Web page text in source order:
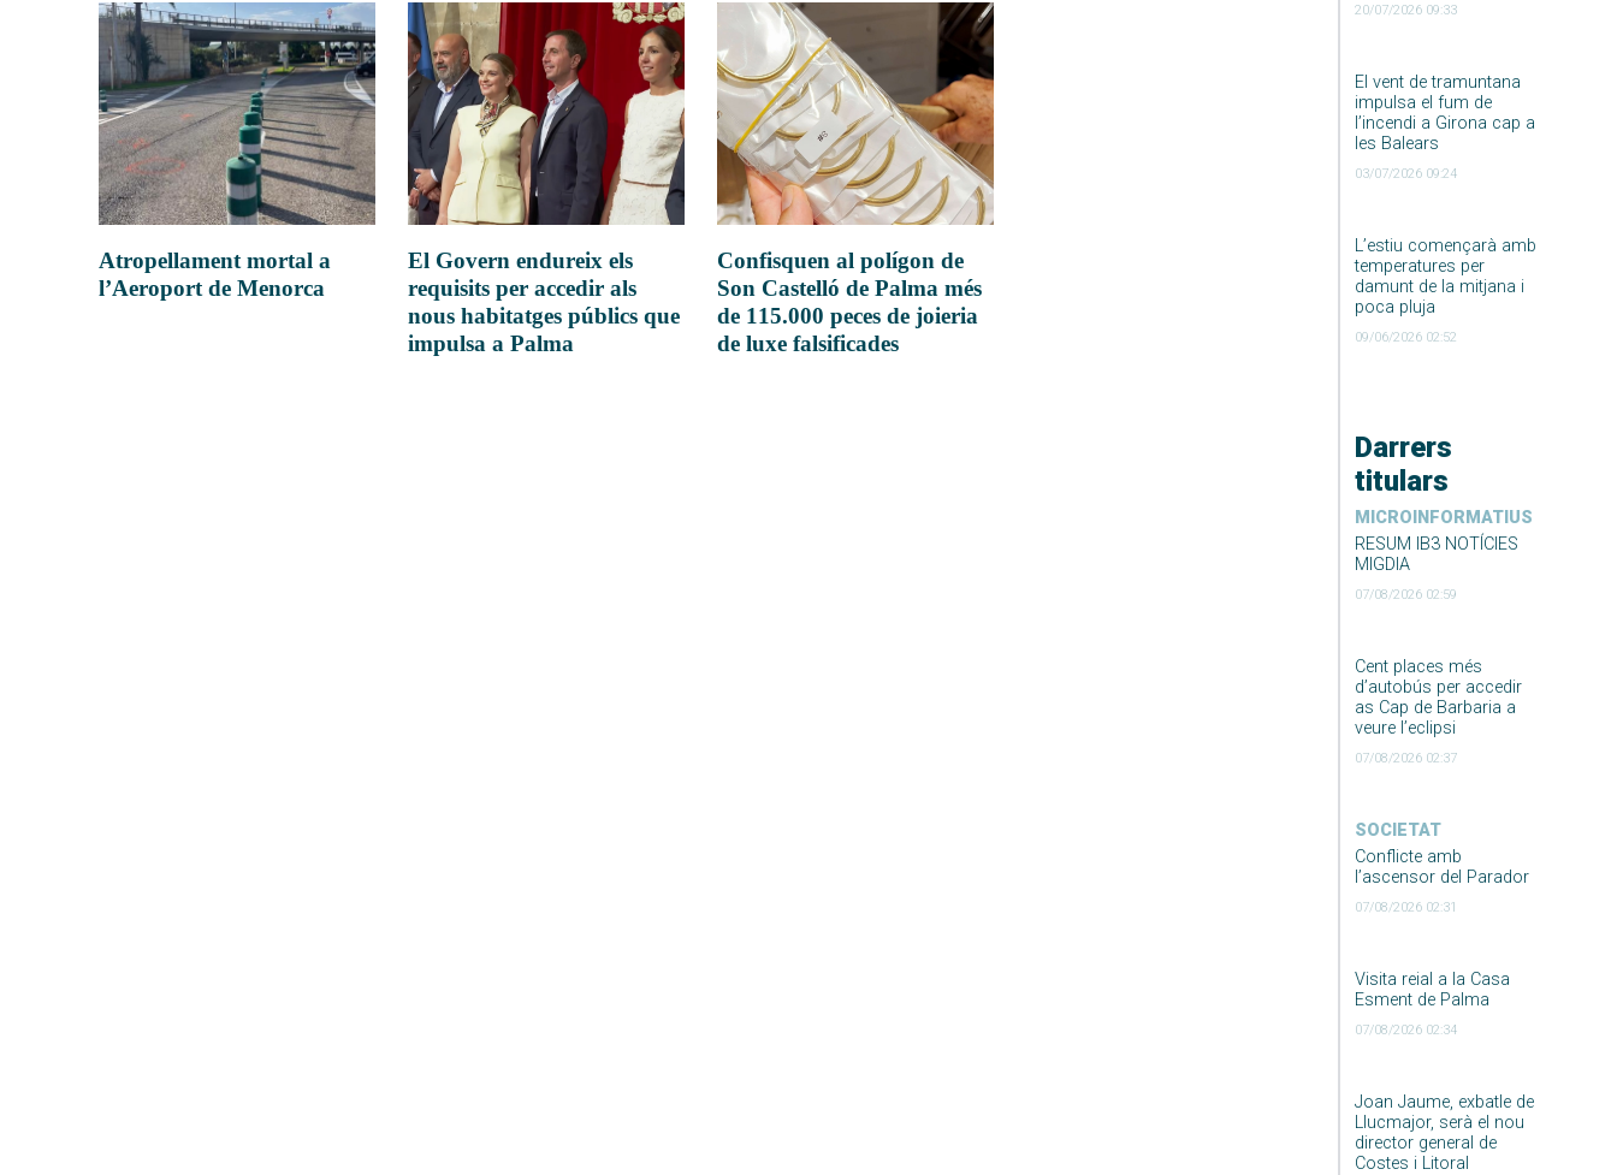
20/07/2026 09:33
El vent de tramuntana
impulsa el fum de
l’incendi a Girona cap a
les Balears
03/07/2026 09:24
L’estiu començarà amb
temperatures per
damunt de la mitjana i
poca pluja
09/06/2026 02:52
Darrers
titulars
MICROINFORMATIUS
RESUM IB3 NOTÍCIES
MIGDIA
07/08/2026 02:59
Cent places més
d’autobús per accedir
as Cap de Barbaria a
veure l’eclipsi
07/08/2026 02:37
SOCIETAT
Conflicte amb
l’ascensor del Parador
07/08/2026 02:31
Visita reial a la Casa
Esment de Palma
07/08/2026 02:34
Joan Jaume, exbatle de
Llucmajor, serà el nou
director general de
Costes i Litoral
Atropellament mortal a
l’Aeroport de Menorca
El Govern endureix els
requisits per accedir als
nous habitatges públics que
impulsa a Palma
Confisquen al polígon de
Son Castelló de Palma més
de 115.000 peces de joieria
de luxe falsificades